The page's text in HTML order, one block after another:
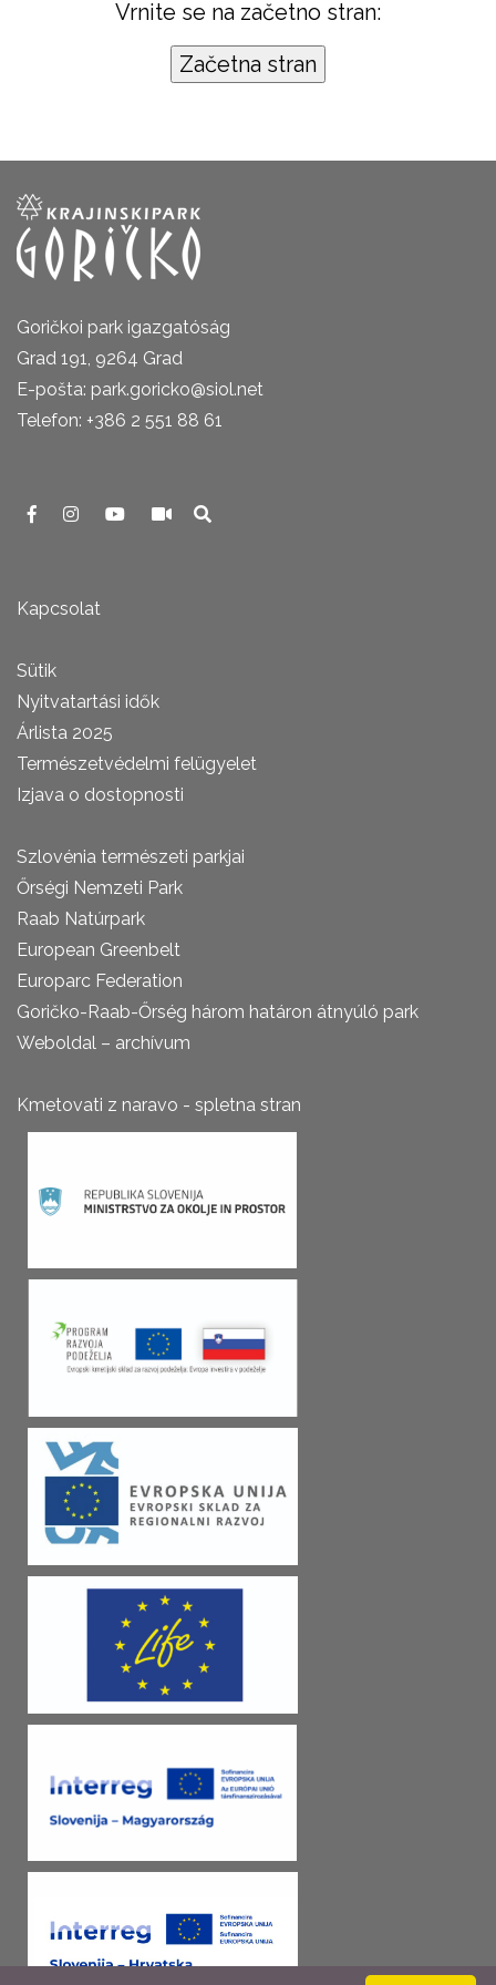
Vrnite se na začetno stran:
Goričkoi park igazgatóság
Grad 191, 9264 Grad
E-pošta: park.goricko@siol.net
Telefon: +386 2 551 88 61
Kapcsolat
Sütik
Nyitvatartási idők
Árlista 2025
Természetvédelmi felügyelet
Izjava o dostopnosti
Szlovénia természeti parkjai
Őrségi Nemzeti Park
Raab Natúrpark
European Greenbelt
Europarc Federation
Goričko-Raab-Őrség három határon átnyúló park
Weboldal – archívum
Kmetovati z naravo - spletna stran